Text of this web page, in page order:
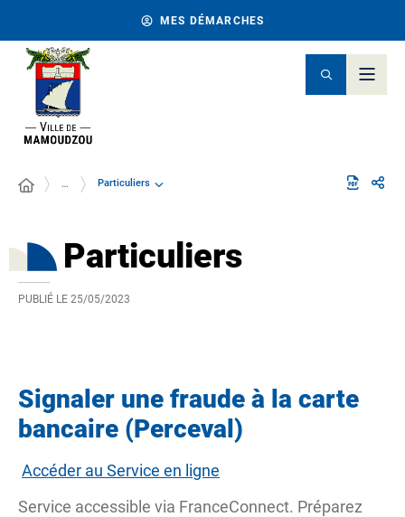
MES DÉMARCHES
… Particuliers
Particuliers
PUBLIÉ LE 25/05/2023
Signaler une fraude à la carte
bancaire (Perceval)
Accéder au Service en ligne
Service accessible via FranceConnect. Préparez